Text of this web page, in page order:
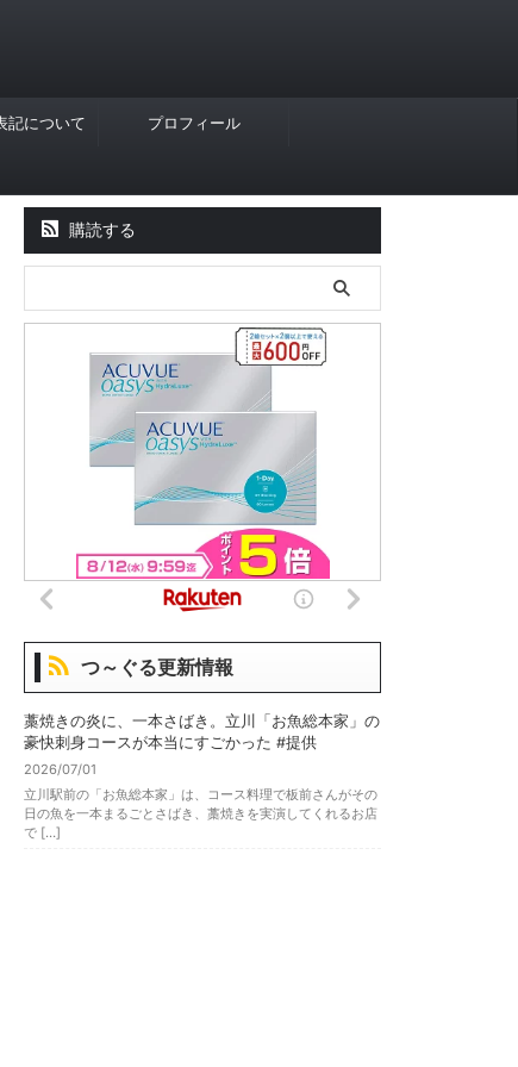
記について プロフィール
購読する
つ～ぐる更新情報
藁焼きの炎に、一本さばき。立川「お魚総本家」の
豪快刺身コースが本当にすごかった #提供
2026/07/01
立川駅前の「お魚総本家」は、コース料理で板前さんがその
日の魚を一本まるごとさばき、藁焼きを実演してくれるお店
で […]